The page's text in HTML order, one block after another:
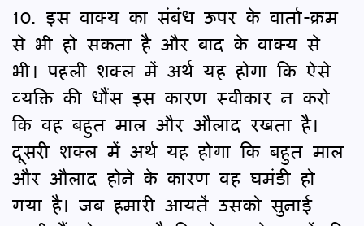
10. इस वाक्य का संबंध ऊपर के वार्ता-क्रम
से भी हो सकता है और बाद के वाक्य से
भी। पहली शक्ल में अर्थ यह होगा कि ऐसे
व्यक्ति की धौंस इस कारण स्वीकार न करो
कि वह बहुत माल और औलाद रखता है।
दूसरी शक्ल में अर्थ यह होगा कि बहुत माल
और औलाद होने के कारण वह घमंडी हो
गया है। जब हमारी आयतें उसको सुनाई